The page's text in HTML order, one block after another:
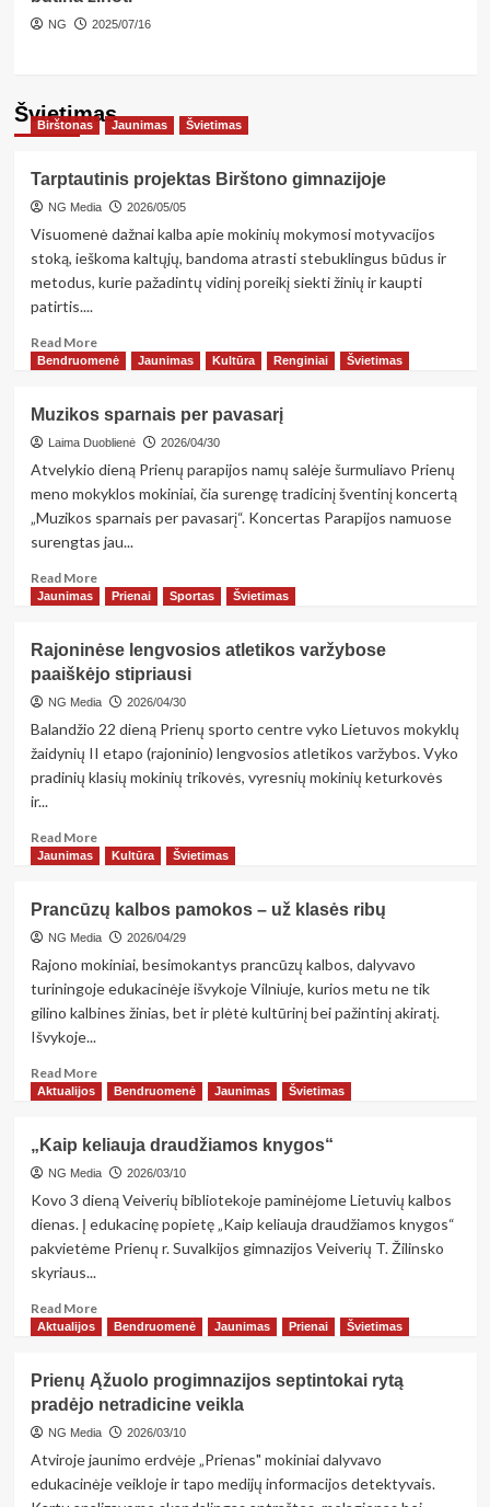
Exit“
NG 2025/07/16
Švietimas
Birštonas Jaunimas Švietimas
Tarptautinis projektas Birštono gimnazijoje
NG Media 2026/05/05
Visuomenė dažnai kalba apie mokinių mokymosi motyvacijos
stoką, ieškoma kaltųjų, bandoma atrasti stebuklingus būdus ir
metodus, kurie pažadintų vidinį poreikį siekti žinių ir kaupti
patirtis....
Read MoreRead
more
projektas
Birštono
gimnazijoje
Bendruomenė Jaunimas Kultūra Renginiai Švietimas
Muzikos sparnais per pavasarį
Laima Duoblienė 2026/04/30
Atvelykio dieną Prienų parapijos namų salėje šurmuliavo Prienų
meno mokyklos mokiniai, čia surengę tradicinį šventinį koncertą
„Muzikos sparnais per pavasarį“. Koncertas Parapijos namuose
surengtas jau...
Read MoreRead
more
sparnais
per
pavasarį
Jaunimas Prienai Sportas Švietimas
Rajoninėse lengvosios atletikos varžybose
paaiškėjo stipriausi
NG Media 2026/04/30
Balandžio 22 dieną Prienų sporto centre vyko Lietuvos mokyklų
žaidynių II etapo (rajoninio) lengvosios atletikos varžybos. Vyko
pradinių klasių mokinių trikovės, vyresnių mokinių keturkovės
ir...
Read MoreRead
more
lengvosios
atletikos
varžybose
paaiškėjo
Jaunimas Kultūra Švietimas
Prancūzų kalbos pamokos – už klasės ribų
NG Media 2026/04/29
Rajono mokiniai, besimokantys prancūzų kalbos, dalyvavo
turiningoje edukacinėje išvykoje Vilniuje, kurios metu ne tik
gilino kalbines žinias, bet ir plėtė kultūrinį bei pažintinį akiratį.
Išvykoje...
Read MoreRead
more
kalbos
pamokos
–
už
ribų
Aktualijos Bendruomenė Jaunimas Švietimas
„Kaip keliauja draudžiamos knygos“
NG Media 2026/03/10
Kovo 3 dieną Veiverių bibliotekoje paminėjome Lietuvių kalbos
dienas. Į edukacinę popietę „Kaip keliauja draudžiamos knygos“
pakvietėme Prienų r. Suvalkijos gimnazijos Veiverių T. Žilinsko
skyriaus...
Read MoreRead
more
keliauja
draudžiamos
knygos“
Aktualijos Bendruomenė Jaunimas Prienai Švietimas
Prienų Ąžuolo progimnazijos septintokai rytą
pradėjo netradicine veikla
NG Media 2026/03/10
Atviroje jaunimo erdvėje „Prienas" mokiniai dalyvavo
edukacinėje veikloje ir tapo medijų informacijos detektyvais.